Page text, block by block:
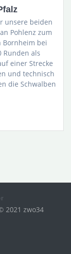
unsere beiden
Pohlenz zum
Bornheim bei
Runden als
einer Strecke
und technisch
die Schwalben
2021 zwo34